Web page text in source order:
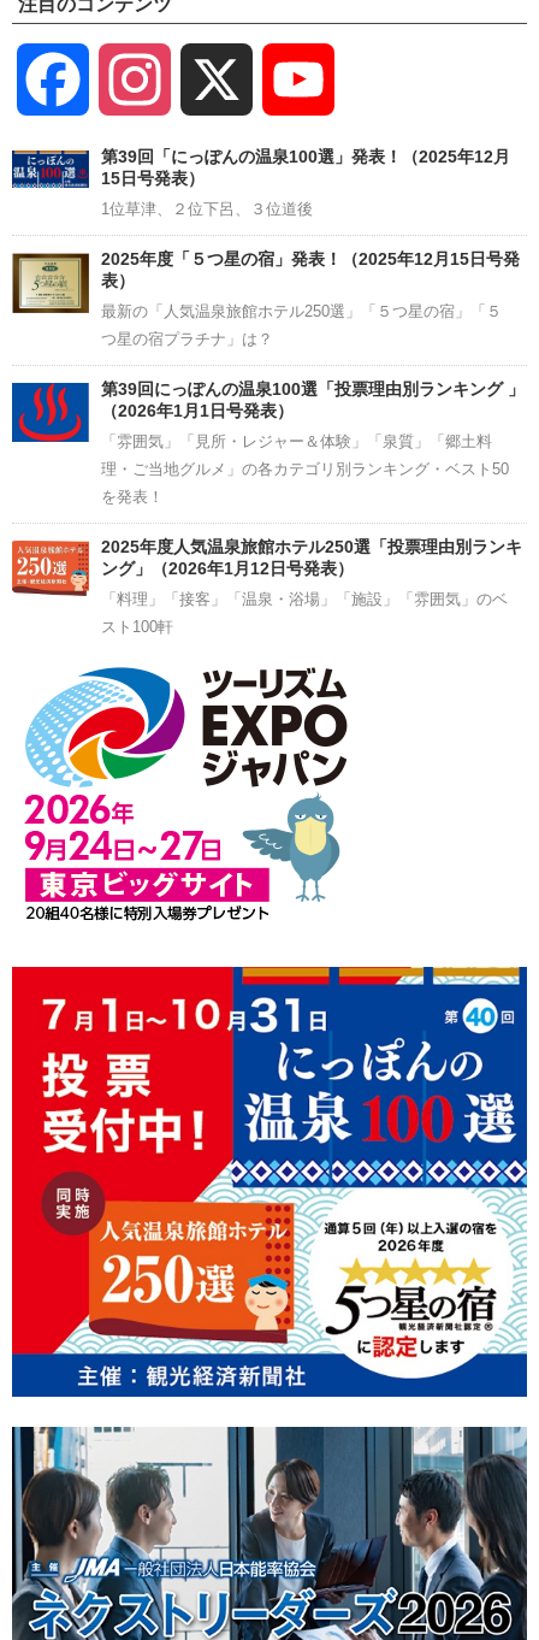
注目のコンテンツ
Facebook Instagram
Channel
第39回「にっぽんの温泉100選」発表！（2025年12月
15日号発表）
1位草津、２位下呂、３位道後
2025年度「５つ星の宿」発表！（2025年12月15日号発
表）
最新の「人気温泉旅館ホテル250選」「５つ星の宿」「５
つ星の宿プラチナ」は？
第39回にっぽんの温泉100選「投票理由別ランキング 」
（2026年1月1日号発表）
「雰囲気」「見所・レジャー＆体験」「泉質」「郷土料
理・ご当地グルメ」の各カテゴリ別ランキング・ベスト50
を発表！
2025年度人気温泉旅館ホテル250選「投票理由別ランキ
ング」（2026年1月12日号発表）
「料理」「接客」「温泉・浴場」「施設」「雰囲気」のベ
スト100軒